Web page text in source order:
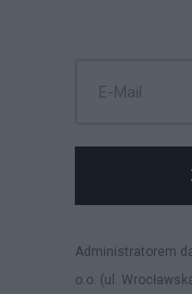
Administratorem
o.o. (ul.